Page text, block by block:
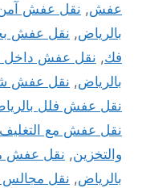
عفش, نقل عفش
بالرياض, نقل عفش بخدمة
فك, نقل عفش داخل
بالرياض, نقل عفش
نقل عفش فلل
نقل عفش مع التغليف
والتخزين, نقل عفش
بالرياض, نقل مجالس